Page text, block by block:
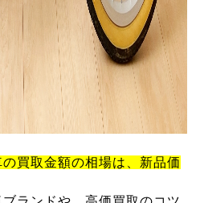
買取金額の相場は、新品価